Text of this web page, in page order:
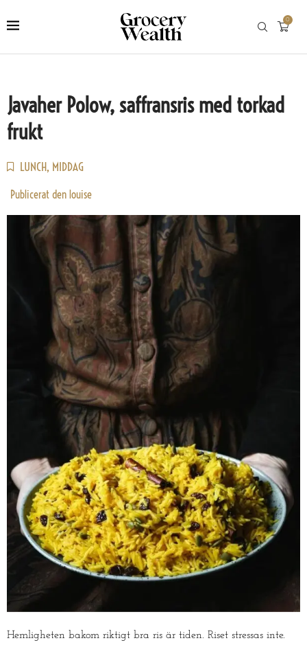
0
Javaher Polow, saffransris med torkad
frukt
LUNCH, MIDDAG
Publicerat den louise
Hemligheten bakom riktigt bra ris är tiden. Riset stressas inte.